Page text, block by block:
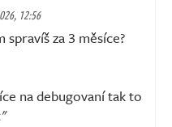
12:56
za 3 měsíce?
na debugovaní tak to